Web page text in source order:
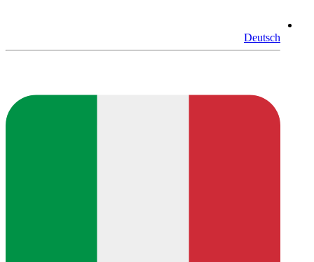
Deutsch